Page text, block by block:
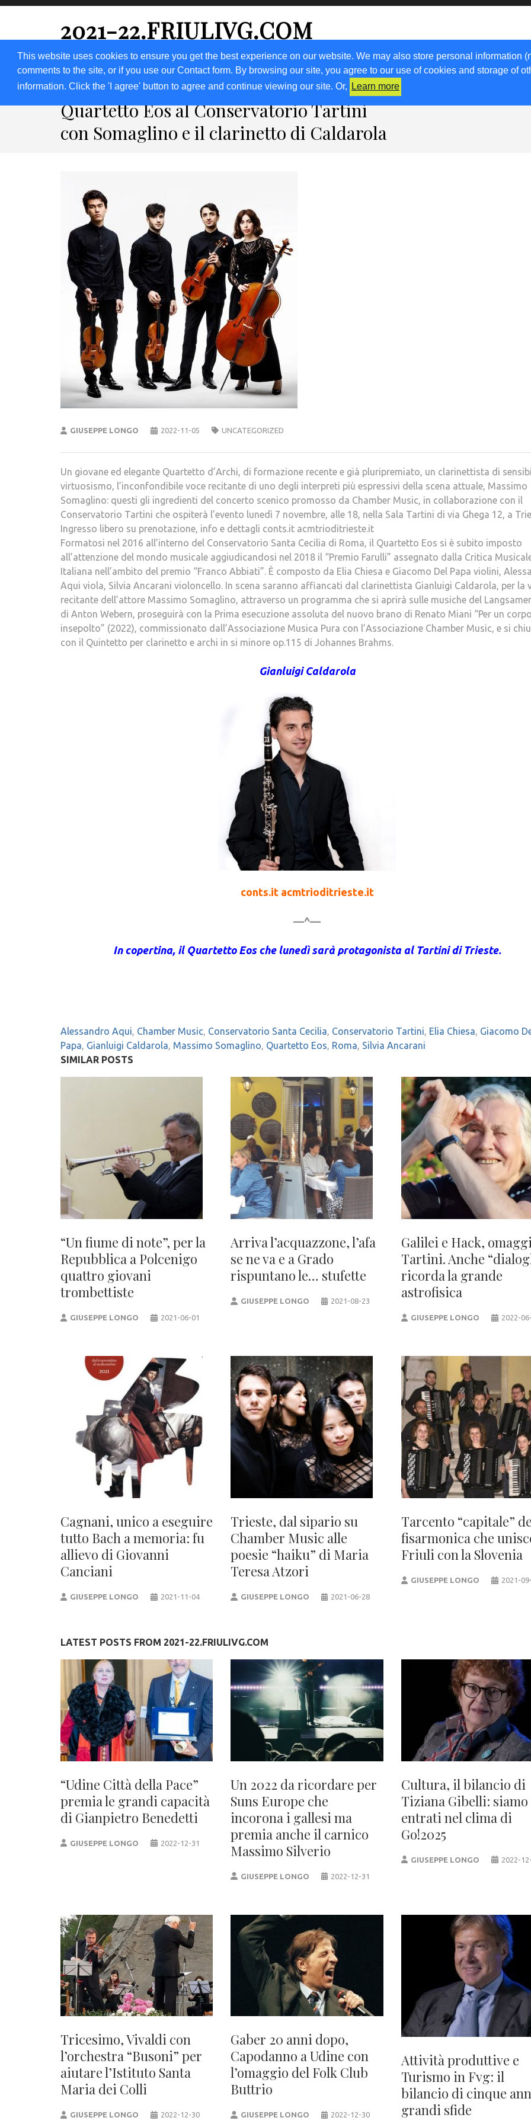
This website uses cookies to ensure you get the best experience on our website. We may also store personal information
comments to the site, or if you use our Contact form. By browsing our site, you agree to our use of cookies and storage of
information. Click the 'I agree' button to agree and continue viewing our site. Or,
Learn more
2021-22.FRIULIVG.COM
HOME 2023 2020 2019 2018 RICETTE KM0 VIGNETO FVG FRIULIVG.IT LIBRI
Quartetto Eos al Conservatorio Tartini
con Somaglino e il clarinetto di Caldarola
GIUSEPPE LONGO 2022-11-05 UNCATEGORIZED
Un giovane ed elegante Quartetto d’Archi, di formazione recente e già pluripremiato, un clarinettista di
virtuosismo, l’inconfondibile voce recitante di uno degli interpreti più espressivi della scena attuale, Massimo
Somaglino: questi gli ingredienti del concerto scenico promosso da Chamber Music, in collaborazione con il
Conservatorio Tartini che ospiterà l’evento lunedì 7 novembre, alle 18, nella Sala Tartini di via Ghega 12, a
Ingresso libero su prenotazione, info e dettagli conts.it acmtrioditrieste.it
Formatosi nel 2016 all’interno del Conservatorio Santa Cecilia di Roma, il Quartetto Eos si è subito imposto
all’attenzione del mondo musicale aggiudicandosi nel 2018 il “Premio Farulli” assegnato dalla Critica
Italiana nell’ambito del premio “Franco Abbiati”. È composto da Elia Chiesa e Giacomo Del Papa violini,
Aqui viola, Silvia Ancarani violoncello. In scena saranno affiancati dal clarinettista Gianluigi Caldarola, per la
recitante dell’attore Massimo Somaglino, attraverso un programma che si aprirà sulle musiche del
di Anton Webern, proseguirà con la Prima esecuzione assoluta del nuovo brano di Renato Miani “Per un
insepolto” (2022), commissionato dall’Associazione Musica Pura con l’Associazione Chamber Music, e si
con il Quintetto per clarinetto e archi in si minore op.115 di Johannes Brahms.
Gianluigi Caldarola
conts.it acmtrioditrieste.it
—^—
In copertina, il Quartetto Eos che lunedì sarà protagonista al Tartini di Trieste.
Alessandro Aqui, Chamber Music, Conservatorio Santa Cecilia, Conservatorio Tartini, Elia Chiesa, Giacomo
Papa, Gianluigi Caldarola, Massimo Somaglino, Quartetto Eos, Roma, Silvia Ancarani
SIMILAR POSTS
“Un fiume di note”, per la
Repubblica a Polcenigo
quattro giovani
trombettiste
GIUSEPPE LONGO 2021-06-01
Arriva l’acquazzone, l’afa
se ne va e a Grado
rispuntano le… stufette
GIUSEPPE LONGO 2021-08-23
Galilei e Hack,
Tartini. Anche
ricorda la grande
astrofisica
GIUSEPPE LONGO 2022-
Cagnani, unico a eseguire
tutto Bach a memoria: fu
allievo di Giovanni
Canciani
GIUSEPPE LONGO 2021-11-04
Trieste, dal sipario su
Chamber Music alle
poesie “haiku” di Maria
Teresa Atzori
GIUSEPPE LONGO 2021-06-28
Tarcento “capitale”
fisarmonica che
Friuli con la Slovenia
GIUSEPPE LONGO 2021-
LATEST POSTS FROM 2021-22.FRIULIVG.COM
“Udine Città della Pace”
premia le grandi capacità
di Gianpietro Benedetti
GIUSEPPE LONGO 2022-12-31
Un 2022 da ricordare per
Suns Europe che
incorona i gallesi ma
premia anche il carnico
Massimo Silverio
GIUSEPPE LONGO 2022-12-31
Cultura, il bilancio di
Tiziana Gibelli:
entrati nel clima di
Go!2025
GIUSEPPE LONGO 2022-
Tricesimo, Vivaldi con
l’orchestra “Busoni” per
aiutare l’Istituto Santa
Maria dei Colli
GIUSEPPE LONGO 2022-12-30
Gaber 20 anni dopo,
Capodanno a Udine con
l’omaggio del Folk Club
Buttrio
GIUSEPPE LONGO 2022-12-30
Attività produttive e
Turismo in Fvg: il
bilancio di cinque
grandi sfide